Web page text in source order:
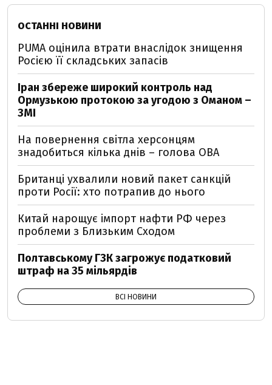
ОСТАННІ НОВИНИ
PUMA оцінила втрати внаслідок знищення
Росією її складських запасів
Іран збереже широкий контроль над
Ормузькою протокою за угодою з Оманом –
ЗМІ
На повернення світла херсонцям
знадобиться кілька днів – голова ОВА
Британці ухвалили новий пакет санкцій
проти Росії: хто потрапив до нього
Китай нарощує імпорт нафти РФ через
проблеми з Близьким Сходом
Полтавському ГЗК загрожує податковий
штраф на 35 мільярдів
ВСІ НОВИНИ